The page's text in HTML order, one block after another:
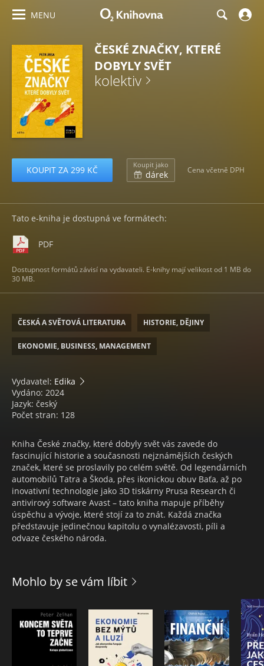
MENU
ČESKÉ ZNAČKY, KTERÉ
DOBYLY SVĚT
kolektiv
KOUPIT ZA 299 KČ Koupit jako
dárek Cena včetně DPH
Tato e-kniha je dostupná ve formátech:
PDF
Dostupnost formátů závisí na vydavateli. E-knihy mají velikost od 1 MB do
30 MB.
ČESKÁ A SVĚTOVÁ LITERATURA HISTORIE, DĚJINY
EKONOMIE, BUSINESS, MANAGEMENT
Vydavatel: Edika
Vydáno: 2024
Jazyk: český
Počet stran: 128
Kniha České značky, které dobyly svět vás zavede do
fascinující historie a současnosti nejznámějších českých
značek, které se proslavily po celém světě. Od legendárních
automobilů Tatra a Škoda, přes ikonickou obuv Baťa, až po
inovativní technologie jako 3D tiskárny Prusa Research či
antivirový software Avast – tato kniha mapuje příběhy
úspěchu a vývoje, které stojí za to znát. Každá značka
představuje jedinečnou kapitolu o vynalézavosti, píli a
odvaze českého národa.
Mohlo by se vám líbit